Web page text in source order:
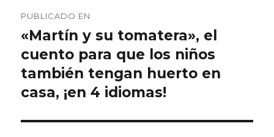
de
entradas
PUBLICADO EN
«Martín y su tomatera», el
cuento para que los niños
también tengan huerto en
casa, ¡en 4 idiomas!